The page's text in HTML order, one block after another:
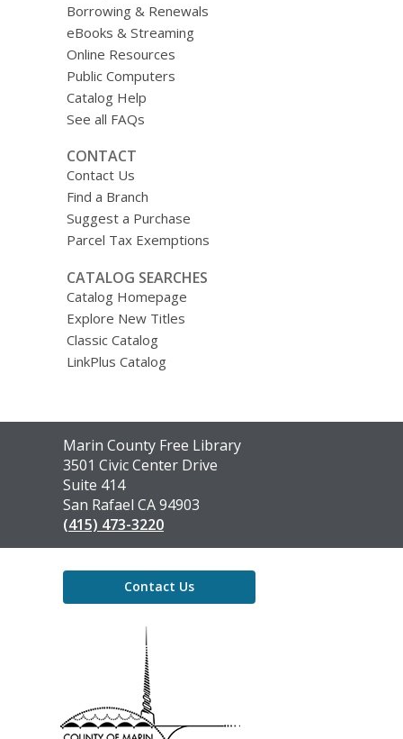
Borrowing & Renewals
eBooks & Streaming
Online Resources
Public Computers
Catalog Help
See all FAQs
CONTACT
Contact Us
Find a Branch
Suggest a Purchase
Parcel Tax Exemptions
CATALOG SEARCHES
Catalog Homepage
Explore New Titles
Classic Catalog
LinkPlus Catalog
Contact
the
Library
Marin County Free Library
3501 Civic Center Drive
Suite 414
San Rafael CA 94903
(415) 473-3220
Contact Us